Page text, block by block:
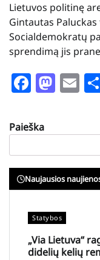
Lietuvos politinę
Gintautas
Socialdemokratų
sprendimą jis
Paieška
Naujausios
Statybos
„Via Lietuva“
didelių kelių